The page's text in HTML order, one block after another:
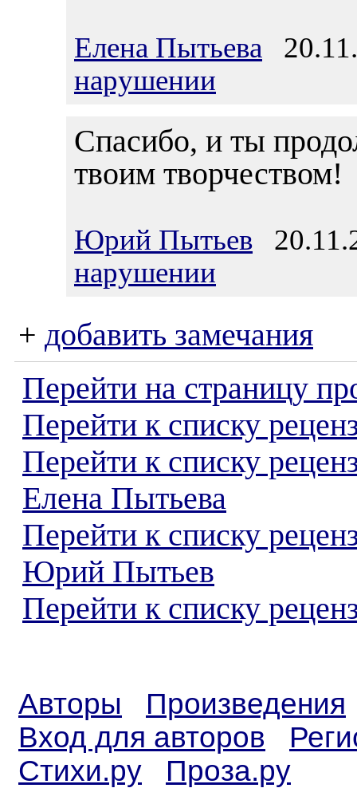
Елена Пытьева
нарушении
Спасибо, и ты
твоим творчеством!
Юрий Пытьев
нарушении
+ добавить замечания
Перейти на страницу
Перейти к списку
Перейти к списку
Елена Пытьева
Перейти к списку
Юрий Пытьев
Перейти к списку
Авторы
Произведения
Вход для авторов
Стихи.ру
Проза.ру